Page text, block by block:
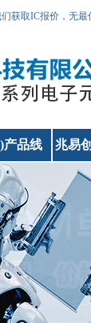
获取IC报价，无
产品线 兆易